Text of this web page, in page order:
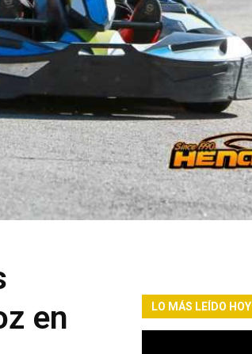
en
LO MÁS LEÍDO HOY